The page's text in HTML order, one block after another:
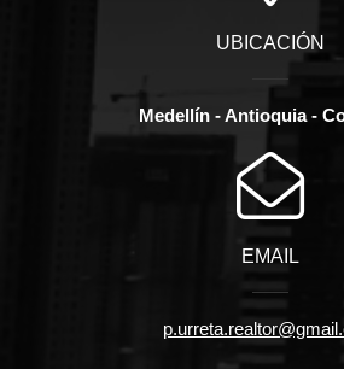
UBICACIÓN
Medellín - Antioquia -
EMAIL